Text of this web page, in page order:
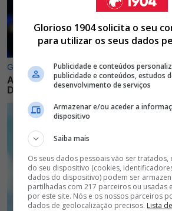
Glorioso 1904 solicita o seu
para utilizar os seus dados
Publicidade e conteúdos
publicidade e conteúdos, estudos
desenvolvimento de serviços
Armazenar e/ou aceder a
dispositivo
Saiba mais
Os seus dados pessoais vão ser tratados,
do seu dispositivo (cookies,
dados do dispositivo) podem ser
partilhadas com 217 parceiros ou usadas
por este site. Nós e os nossos parceiros
dados de geolocalização precisos. Lista